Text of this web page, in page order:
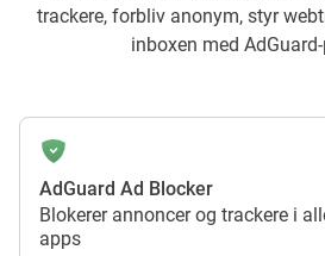
trackere, forbliv anonym, styr
inboxen med
AdGuard Ad Blocker
Blokerer annoncer og trackere i
apps